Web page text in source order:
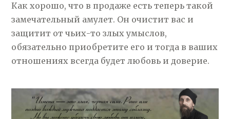
Как хорошо, что в продаже есть теперь такой
замечательный амулет. Он очистит вас и
защитит от чьих-то злых умыслов,
обязательно приобретите его и тогда в ваших
отношениях всегда будет любовь и доверие.